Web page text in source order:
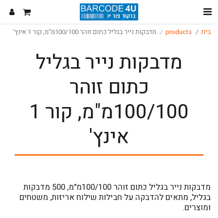
בית products מדבקות נייר בגליל כתום זוהר 100/100מ"מ, קור 1 אינץ'
מדבקות נייר בגליל
כתום זוהר
100/100מ"מ, קור 1
אינץ'
מדבקות נייר בגליל כתום זוהר 100/100מ"מ, 500 מדבקות
בגליל, מתאים להדבקה על חבילות שילוח אריזות, משטחים
ומוצרים.